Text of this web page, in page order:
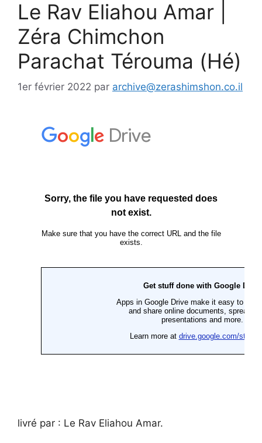
Le Rav Eliahou Amar |
Zéra Chimchon
Parachat Térouma (Hé)
1er février 2022 par archive@zerashimshon.co.il
livré par : Le Rav Eliahou Amar.